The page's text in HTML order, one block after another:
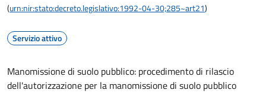
(urn:nir:stato:decreto.legislativo:1992-04-30;285~art21)
Servizio attivo
Manomissione di suolo pubblico: procedimento di rilascio
dell'autorizzazione per la manomissione di suolo pubblico